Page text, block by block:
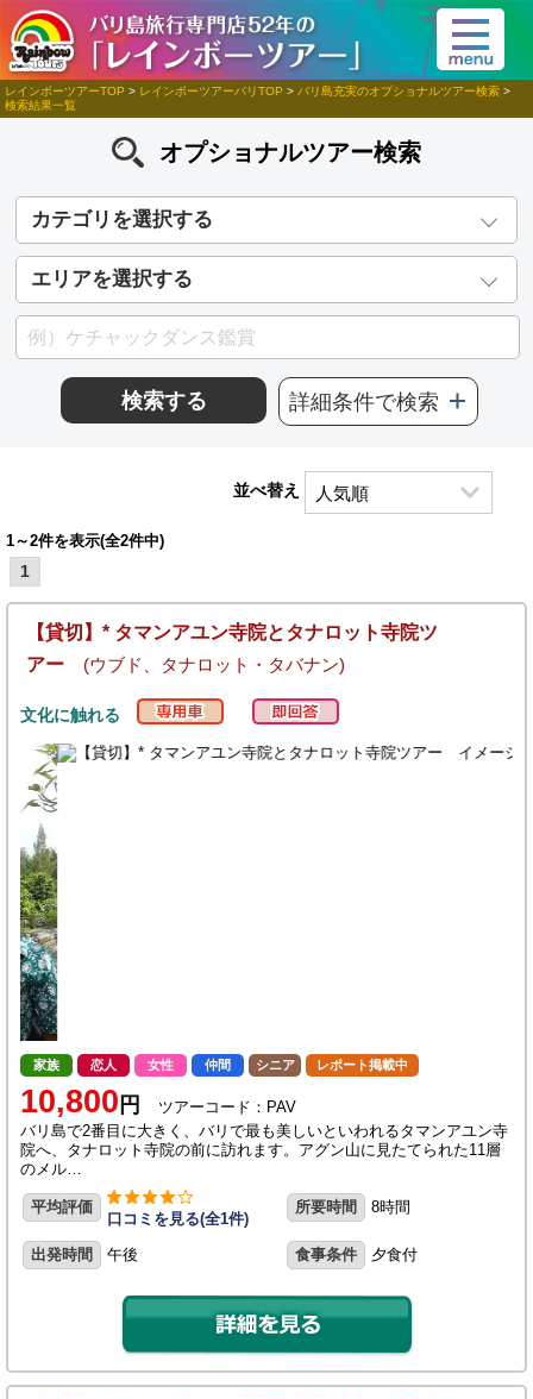
レインボーツアーTOP > レインボーツアーバリTOP > バリ島充実のオプショナルツアー検索 >
検索結果一覧
オプショナルツアー検索
カテゴリを選択する
エリアを選択する
検索する 詳細条件で検索
並べ替え
1～2件を表示(全2件中)
1
【貸切】* タマンアユン寺院とタナロット寺院ツ
アー (ウブド、タナロット・タバナン)
文化に触れる
家族 恋人 女性 仲間 シニア レポート掲載中
10,800 円
ツアーコード：PAV
バリ島で2番目に大きく、バリで最も美しいといわれるタマンアユン寺
院へ、タナロット寺院の前に訪れます。アグン山に見たてられた11層
のメル…
平均評価
口コミを見る(全1件)
所要時間 8時間
出発時間 午後 食事条件 夕食付